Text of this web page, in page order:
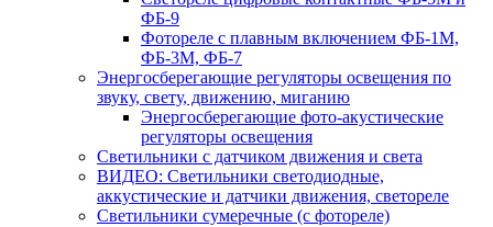
ФБ-9
Фотореле с плавным включением ФБ-1М,
ФБ-3М, ФБ-7
Энергосберегающие регуляторы освещения по
звуку, свету, движению, миганию
Энергосберегающие фото-акустические
регуляторы освещения
Светильники с датчиком движения и света
ВИДЕО: Светильники светодиодные,
аккустические и датчики движения, светореле
Светильники сумеречные (с фотореле)